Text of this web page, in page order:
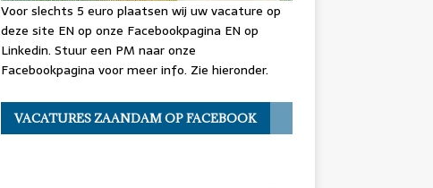
Voor slechts 5 euro plaatsen wij uw vacature op
deze site EN op onze Facebookpagina EN op
Linkedin. Stuur een PM naar onze
Facebookpagina voor meer info. Zie hieronder.
VACATURES ZAANDAM OP FACEBOOK